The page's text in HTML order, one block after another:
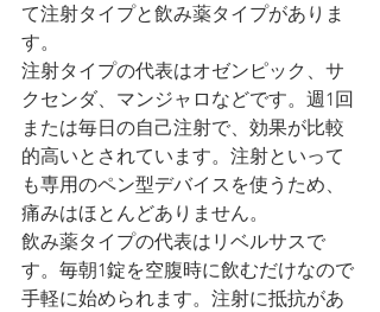
て注射タイプと飲み薬タイプがありま
す。
注射タイプの代表はオゼンピック、サ
クセンダ、マンジャロなどです。週1回
または毎日の自己注射で、効果が比較
的高いとされています。注射といって
も専用のペン型デバイスを使うため、
痛みはほとんどありません。
飲み薬タイプの代表はリベルサスで
す。毎朝1錠を空腹時に飲むだけなので
手軽に始められます。注射に抵抗があ